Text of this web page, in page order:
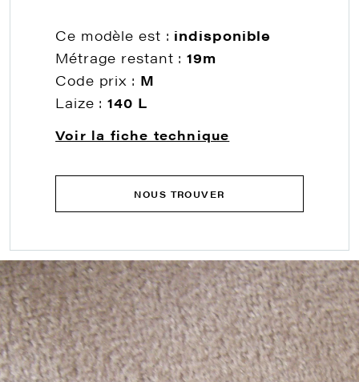
Ce modèle est : indisponible
Métrage restant :19m
Code prix : M
Laize :140 L
Voir la fiche technique
NOUS TROUVER